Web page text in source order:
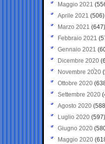
Maggio 2021
Aprile 2021 (506)
Marzo 2021 (647)
Febbraio 2021
Gennaio 2021
Dicembre 2020
Novembre 2020
Ottobre 2020
Settembre 2020
Agosto 2020
Luglio 2020 (597)
Giugno 2020
Maggio 2020